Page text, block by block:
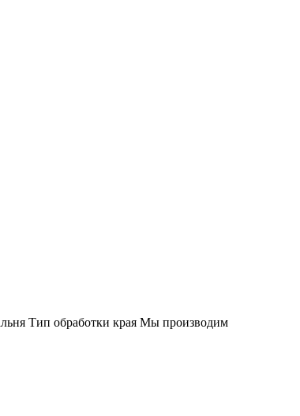
Тип обработки края Мы производим